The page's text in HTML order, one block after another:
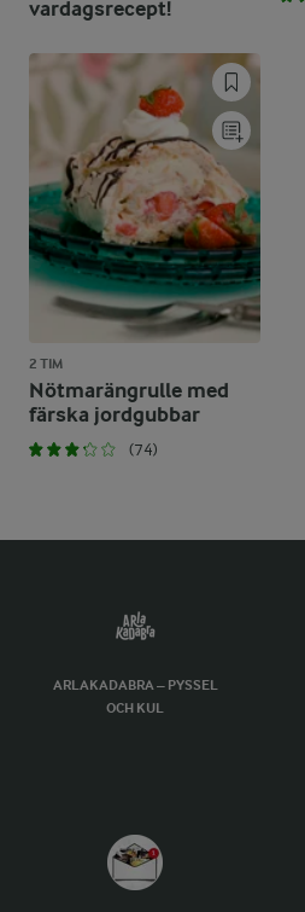
vardagsrecept!
2 TIM
Nötmarängrulle med
färska jordgubbar
(74)
ARLAKADABRA – PYSSEL
OCH KUL